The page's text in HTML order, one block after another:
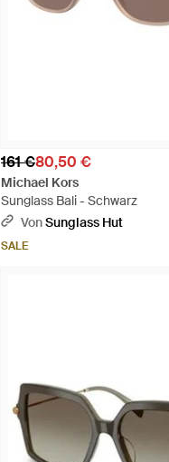
161 €80,50 €
Michael Kors
Sunglass Bali - Schwarz
VonSunglass Hut
SALE